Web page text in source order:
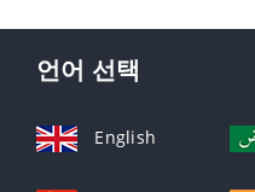
언어 선택
English